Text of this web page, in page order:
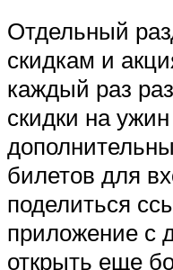
Отдельный
скидкам и
каждый раз
скидки на
билетов для
поделиться
приложение с
открыть еще